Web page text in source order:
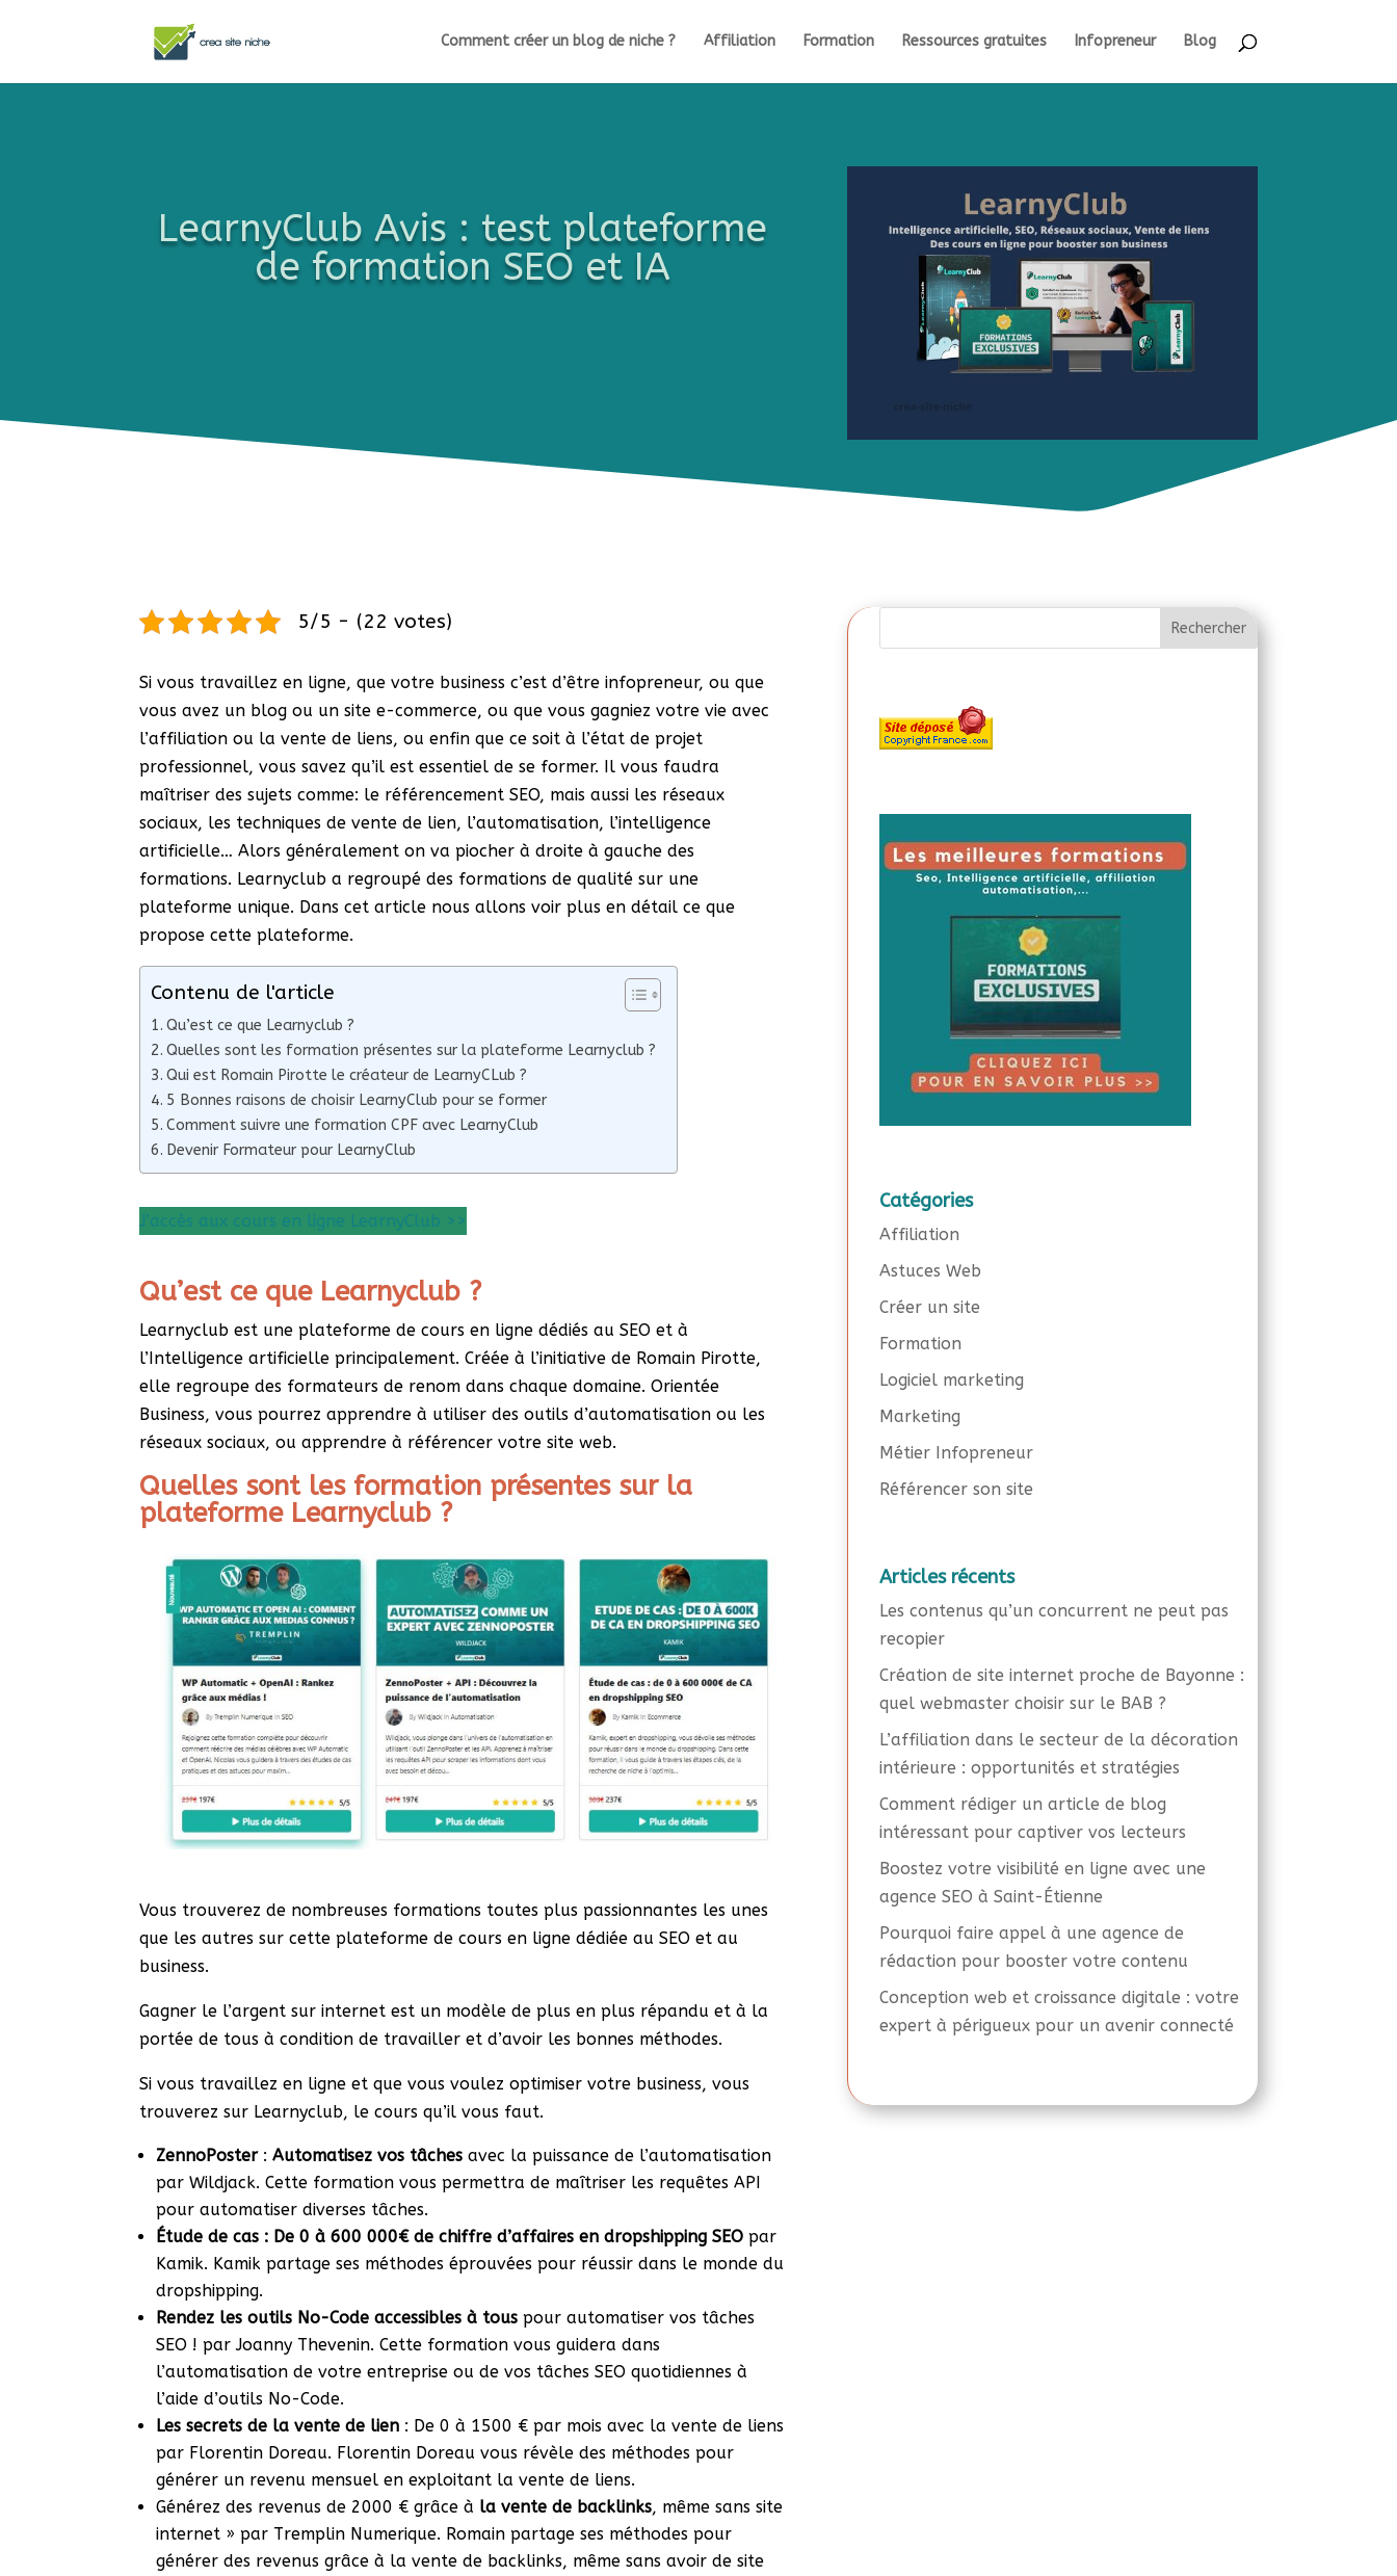
Comment créer un blog de niche ? Affiliation Formation Ressources gratuites Infopreneur Blog
LearnyClub Avis : test plateforme
de formation SEO et IA
5/5 - (22 votes)
Si vous travaillez en ligne, que votre business c’est d’être infopreneur, ou que
vous avez un blog ou un site e-commerce, ou que vous gagniez votre vie avec
l’affiliation ou la vente de liens, ou enfin que ce soit à l’état de projet
professionnel, vous savez qu’il est essentiel de se former. Il vous faudra
maîtriser des sujets comme: le référencement SEO, mais aussi les réseaux
sociaux, les techniques de vente de lien, l’automatisation, l’intelligence
artificielle… Alors généralement on va piocher à droite à gauche des
formations. Learnyclub a regroupé des formations de qualité sur une
plateforme unique. Dans cet article nous allons voir plus en détail ce que
propose cette plateforme.
Contenu de l'article
Qu’est ce que Learnyclub ?
Quelles sont les formation présentes sur la plateforme Learnyclub ?
Qui est Romain Pirotte le créateur de LearnyCLub ?
5 Bonnes raisons de choisir LearnyClub pour se former
Comment suivre une formation CPF avec LearnyClub
Devenir Formateur pour LearnyClub
J’accès aux cours en ligne LearnyClub >>
Qu’est ce que Learnyclub ?
Learnyclub est une plateforme de cours en ligne dédiés au SEO et à
l’Intelligence artificielle principalement. Créée à l’initiative de Romain Pirotte,
elle regroupe des formateurs de renom dans chaque domaine. Orientée
Business, vous pourrez apprendre à utiliser des outils d’automatisation ou les
réseaux sociaux, ou apprendre à référencer votre site web.
Quelles sont les formation présentes sur la
plateforme Learnyclub ?
Vous trouverez de nombreuses formations toutes plus passionnantes les unes
que les autres sur cette plateforme de cours en ligne dédiée au SEO et au
business.
Gagner le l’argent sur internet est un modèle de plus en plus répandu et à la
portée de tous à condition de travailler et d’avoir les bonnes méthodes.
Si vous travaillez en ligne et que vous voulez optimiser votre business, vous
trouverez sur Learnyclub, le cours qu’il vous faut.
ZennoPoster:Automatisez vos tâches avec la puissance de l’automatisation
par Wildjack. Cette formation vous permettra de maîtriser les requêtes API
pour automatiser diverses tâches.
Étude de cas : De 0 à 600 000€ de chiffre d’affaires en dropshipping SEO par
Kamik. Kamik partage ses méthodes éprouvées pour réussir dans le monde du
dropshipping.
Rendez les outils No-Code accessibles à touspour automatiser vos tâches
SEO ! par Joanny Thevenin. Cette formation vous guidera dans
l’automatisation de votre entreprise ou de vos tâches SEO quotidiennes à
l’aide d’outils No-Code.
Les secrets de la vente de lien : De 0 à 1500 € par mois avec la vente de liens
par Florentin Doreau. Florentin Doreau vous révèle des méthodes pour
générer un revenu mensuel en exploitant la vente de liens.
Générez des revenus de 2000 € grâce à la vente de backlinks, même sans site
internet » par Tremplin Numerique. Romain partage ses méthodes pour
générer des revenus grâce à la vente de backlinks, même sans avoir de site
Catégories
Affiliation
Astuces Web
Créer un site
Formation
Logiciel marketing
Marketing
Métier Infopreneur
Référencer son site
Articles récents
Les contenus qu’un concurrent ne peut pas
recopier
Création de site internet proche de Bayonne :
quel webmaster choisir sur le BAB ?
L’affiliation dans le secteur de la décoration
intérieure : opportunités et stratégies
Comment rédiger un article de blog
intéressant pour captiver vos lecteurs
Boostez votre visibilité en ligne avec une
agence SEO à Saint-Étienne
Pourquoi faire appel à une agence de
rédaction pour booster votre contenu
Conception web et croissance digitale : votre
expert à périgueux pour un avenir connecté